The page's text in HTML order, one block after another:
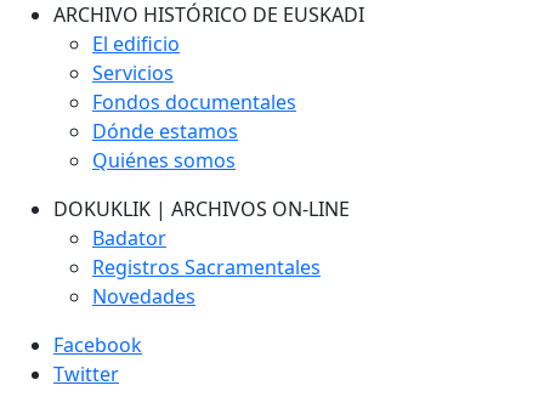
ARCHIVO HISTÓRICO DE EUSKADI
El edificio
Servicios
Fondos documentales
Dónde estamos
Quiénes somos
DOKUKLIK | ARCHIVOS ON-LINE
Badator
Registros Sacramentales
Novedades
Facebook
Twitter